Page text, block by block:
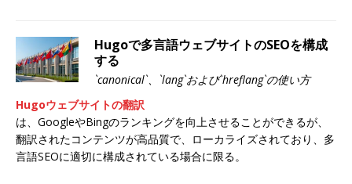
Hugoで多言語ウェブサイトのSEOを構成
する
`canonical`、`lang`および`hreflang`の使い方
Hugoウェブサイトの翻訳
は、GoogleやBingのランキングを向上させることができるが、
翻訳されたコンテンツが高品質で、ローカライズされており、多
言語SEOに適切に構成されている場合に限る。